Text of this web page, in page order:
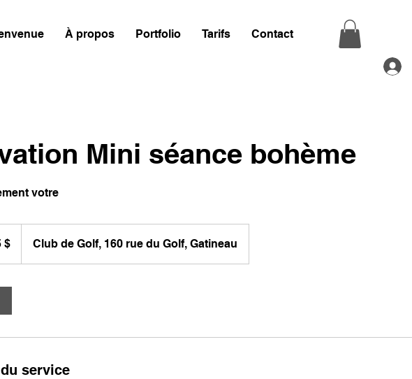
À propos Portfolio Tarifs Contact
Mini séance bohème
votre
$ Club de Golf, 160 rue du Golf, Gatineau
service